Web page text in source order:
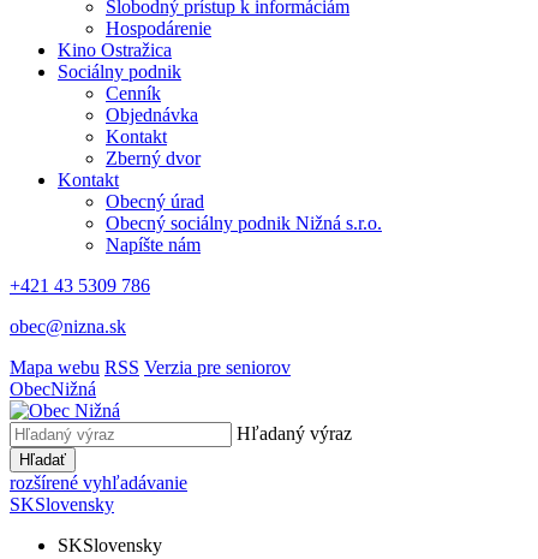
Slobodný prístup k informáciám
Hospodárenie
Kino Ostražica
Sociálny podnik
Cenník
Objednávka
Kontakt
Zberný dvor
Kontakt
Obecný úrad
Obecný sociálny podnik Nižná s.r.o.
Napíšte nám
+421 43 5309 786
obec@nizna.sk
Mapa webu RSS Verzia pre seniorov
ObecNižná
Hľadaný výraz
Hľadať
rozšírené vyhľadávanie
SKSlovensky
SKSlovensky